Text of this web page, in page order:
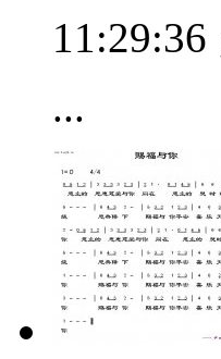
11:29:36
...